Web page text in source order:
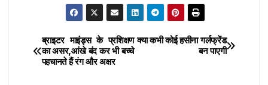
b
o
o
k
r
A
p
p
ra
m
ar
e
Post
navigation
क्या कभी कोई हसीना गर्लफ्रेंड
बन पाएगी
ब्राइटर माइंड्स के प्रशिक्षण
का असर,आंखे बंद कर भी बच्चे
पहचानते हैं रंग और अक्षर